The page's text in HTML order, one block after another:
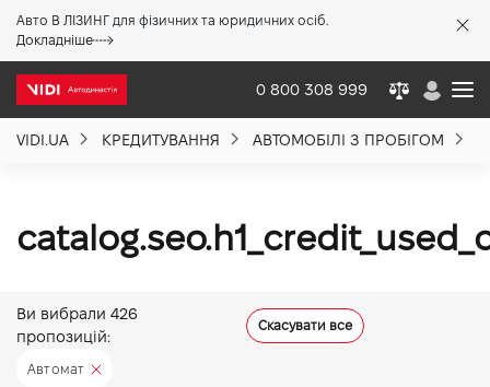
Авто В ЛІЗИНГ для фізичних та юридичних осіб.
Докладніше
0 800 308 999
VIDI.UA КРЕДИТУВАННЯ АВТОМОБІЛІ З ПРОБІГОМ
Ви вибрали 426
пропозицій:
Скасувати все
Автомат
Акції %
Політика якості